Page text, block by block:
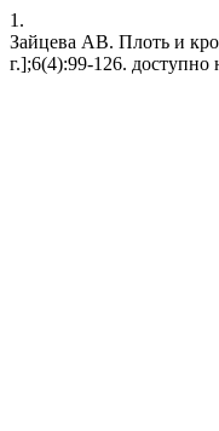
1.
Зайцева АВ. Плоть и
г.];6(4):99-126. доступно